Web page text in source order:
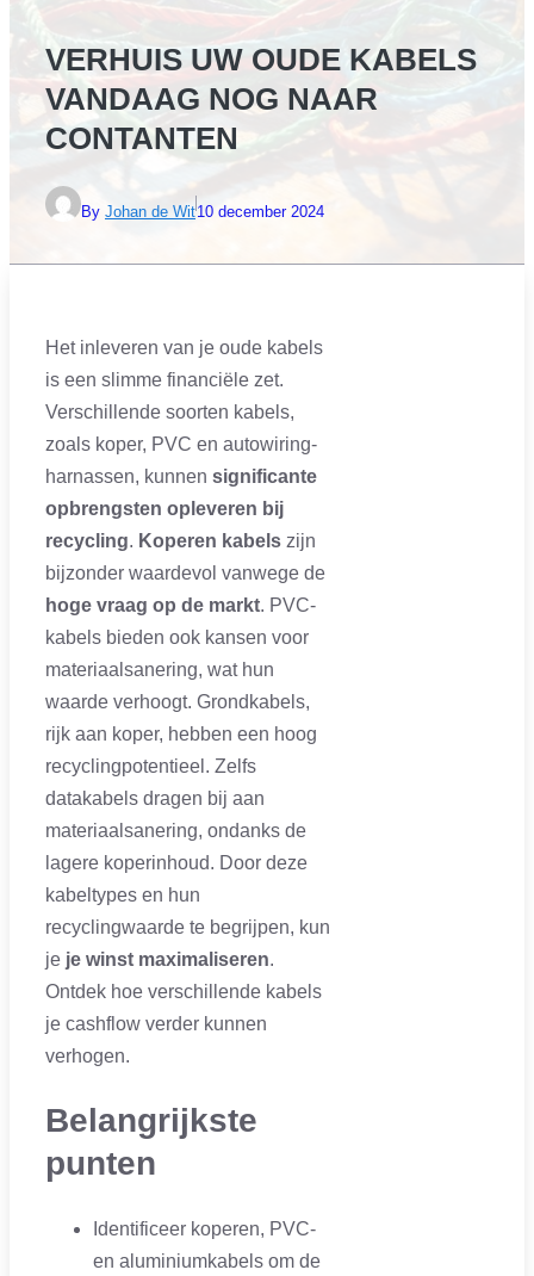
VERHUIS UW OUDE KABELS
VANDAAG NOG NAAR
CONTANTEN
By Johan de Wit10 december 2024
Het inleveren van je oude kabels
is een slimme financiële zet.
Verschillende soorten kabels,
zoals koper, PVC en autowiring-
harnassen, kunnen significante
opbrengsten opleveren bij
recycling. Koperen kabels zijn
bijzonder waardevol vanwege de
hoge vraag op de markt. PVC-
kabels bieden ook kansen voor
materiaalsanering, wat hun
waarde verhoogt. Grondkabels,
rijk aan koper, hebben een hoog
recyclingpotentieel. Zelfs
datakabels dragen bij aan
materiaalsanering, ondanks de
lagere koperinhoud. Door deze
kabeltypes en hun
recyclingwaarde te begrijpen, kun
je je winst maximaliseren.
Ontdek hoe verschillende kabels
je cashflow verder kunnen
verhogen.
Belangrijkste
punten
Identificeer koperen, PVC-
en aluminiumkabels om de